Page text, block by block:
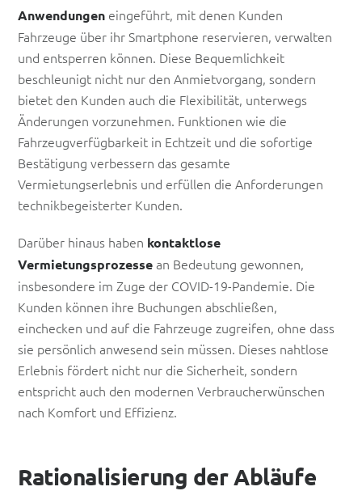
Anwendungen eingeführt, mit denen Kunden
Fahrzeuge über ihr Smartphone reservieren, verwalten
und entsperren können. Diese Bequemlichkeit
beschleunigt nicht nur den Anmietvorgang, sondern
bietet den Kunden auch die Flexibilität, unterwegs
Änderungen vorzunehmen. Funktionen wie die
Fahrzeugverfügbarkeit in Echtzeit und die sofortige
Bestätigung verbessern das gesamte
Vermietungserlebnis und erfüllen die Anforderungen
technikbegeisterter Kunden.
Darüber hinaus haben kontaktlose
Vermietungsprozessean Bedeutung gewonnen,
insbesondere im Zuge der COVID-19-Pandemie. Die
Kunden können ihre Buchungen abschließen,
einchecken und auf die Fahrzeuge zugreifen, ohne dass
sie persönlich anwesend sein müssen. Dieses nahtlose
Erlebnis fördert nicht nur die Sicherheit, sondern
entspricht auch den modernen Verbraucherwünschen
nach Komfort und Effizienz.
Rationalisierung der Abläufe